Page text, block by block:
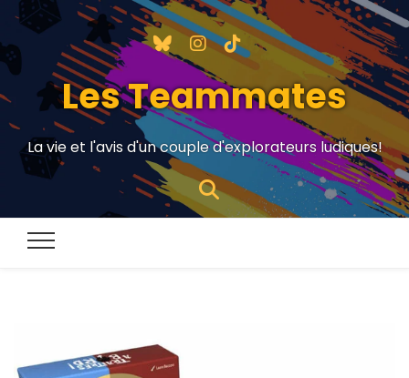
Les Teammates
La vie et l'avis d'un couple d'explorateurs ludiques!